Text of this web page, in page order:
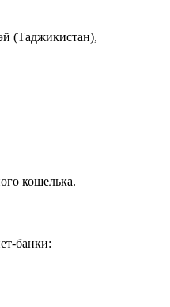
(Таджикистан),
кошелька.
банки: